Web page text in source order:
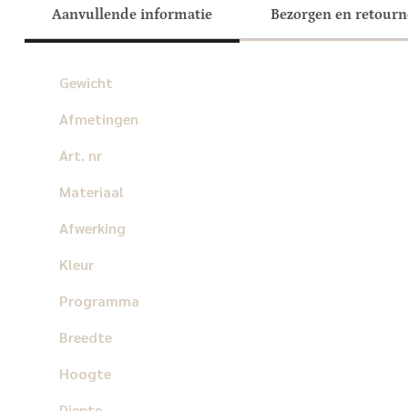
Aanvullende informatie Bezorgen en
Gewicht
Afmetingen
Art. nr
Materiaal
Afwerking
Kleur
Programma
Breedte
Hoogte